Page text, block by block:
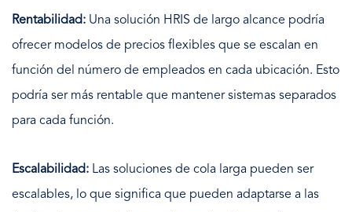
Rentabilidad: Una solución HRIS de largo alcance podría
ofrecer modelos de precios flexibles que se escalan en
función del número de empleados en cada ubicación. Esto
podría ser más rentable que mantener sistemas separados
para cada función.
Escalabilidad: Las soluciones de cola larga pueden ser
escalables, lo que significa que pueden adaptarse a las